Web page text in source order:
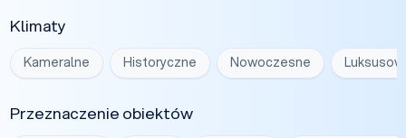
Klimaty
Kameralne Historyczne Nowoczesne
Przeznaczenie obiektów